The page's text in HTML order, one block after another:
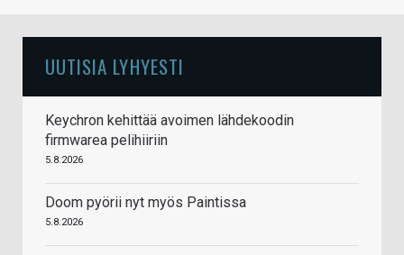
UUTISIA LYHYESTI
Keychron kehittää avoimen lähdekoodin
firmwarea pelihiiriin
5.8.2026
Doom pyörii nyt myös Paintissa
5.8.2026